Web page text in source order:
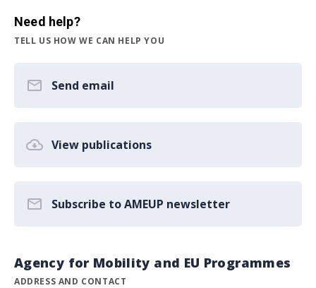
Need help?
TELL US HOW WE CAN HELP YOU
Send email
View publications
Subscribe to AMEUP newsletter
Agency for Mobility and EU Programmes
ADDRESS AND CONTACT